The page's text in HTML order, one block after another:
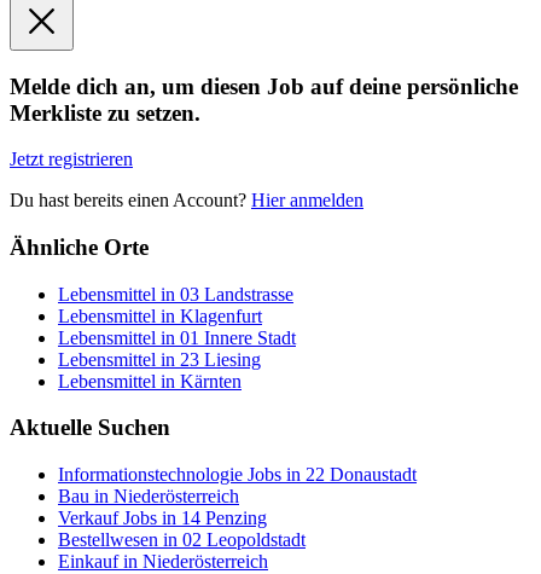
Melde dich an, um diesen Job auf deine persönliche
Merkliste zu setzen.
Jetzt registrieren
Du hast bereits einen Account? Hier anmelden
Ähnliche Orte
Lebensmittel in 03 Landstrasse
Lebensmittel in Klagenfurt
Lebensmittel in 01 Innere Stadt
Lebensmittel in 23 Liesing
Lebensmittel in Kärnten
Aktuelle Suchen
Informationstechnologie Jobs in 22 Donaustadt
Bau in Niederösterreich
Verkauf Jobs in 14 Penzing
Bestellwesen in 02 Leopoldstadt
Einkauf in Niederösterreich